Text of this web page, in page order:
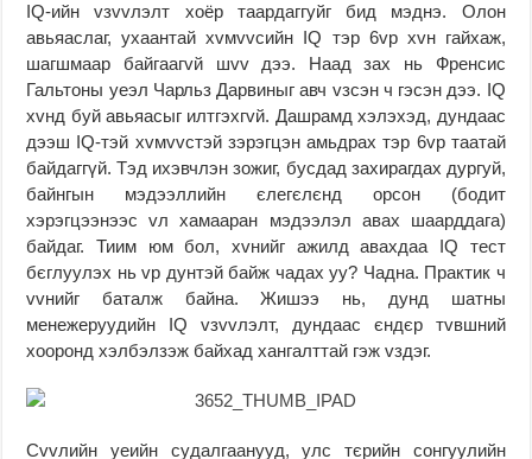
IQ-ийн vзvvлэлт хоёр таардаггуйг бид мэднэ. Олон
авьяаслаг, ухаантай хvмvvсийн IQ тэр 6vp хvн гайхаж,
шагшмаар байгаагvй шvv дээ. Наад зах нь Френсис
Гальтоны уеэл Чарльз Дарвиныг авч vзсэн ч гэсэн дээ. IQ
хvнд буй авьяасыг илтгэхгvй. Дашрамд хэлэхэд, дундаас
дээш IQ-тэй хvмvvстэй зэрэгцэн амьдрах тэр 6vp таатай
байдаггүй. Тэд ихэвчлэн зожиг, бусдад захирагдах дургуй,
байнгын мэдээллийн єлегєлєнд орсон (бодит
хэрэгцээнээс vл хамааран мэдээлэл авах шаарддага)
байдаг. Тиим юм бол, хvнийг ажилд авахдаа IQ тест
бєглуулэх нь vp дунтэй байж чадах уу? Чадна. Практик ч
vvнийг баталж байна. Жишээ нь, дунд шатны
менежеруудийн IQ vзvvлэлт, дундаас єндєр тvвшний
хооронд хэлбэлзэж байхад хангалттай гэж vздэг.
Сvvлийн уеийн судалгаанууд, улс тєрийн сонгуулийн